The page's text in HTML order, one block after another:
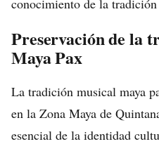
conocimiento de la tradición
Preservación de la
Maya Pax
La tradición musical maya
en la Zona Maya de
esencial de la identidad